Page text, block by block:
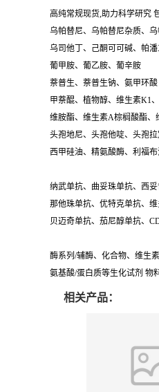
高纯常规现货,助力科学研究
乌帕替尼、乌帕替尼杂质、
乌司他丁、己酮可可碱、帕
葡甲胺、葡乙胺、葡辛胺
萘普生、萘普生钠、氨甲环酸
甲萘醌、植物醇、维生素K1
维胺酯、维生素A棕榈酸酯
头孢地尼、头孢他啶、头孢拉
西甲硅油、精氨酸酶、利福
纳武单抗、曲妥珠单抗、西
那他珠单抗、优特克单抗、
贝迈奇单抗、茄尼醇单抗、
酶系列/辅酶、化合物、维生
氨基酸/蛋白质等生化试剂 物
相关产品：